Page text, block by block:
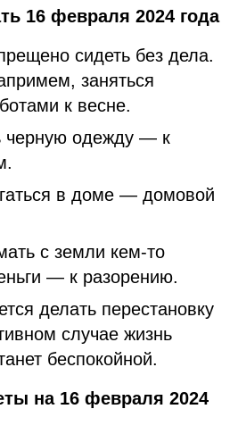
16 февраля 2024 года
сидеть без дела.
заняться
к весне.
черную одежду — к
в доме — домовой
с земли кем-то
— к разорению.
делать перестановку
случае жизнь
беспокойной.
на 16 февраля 2024